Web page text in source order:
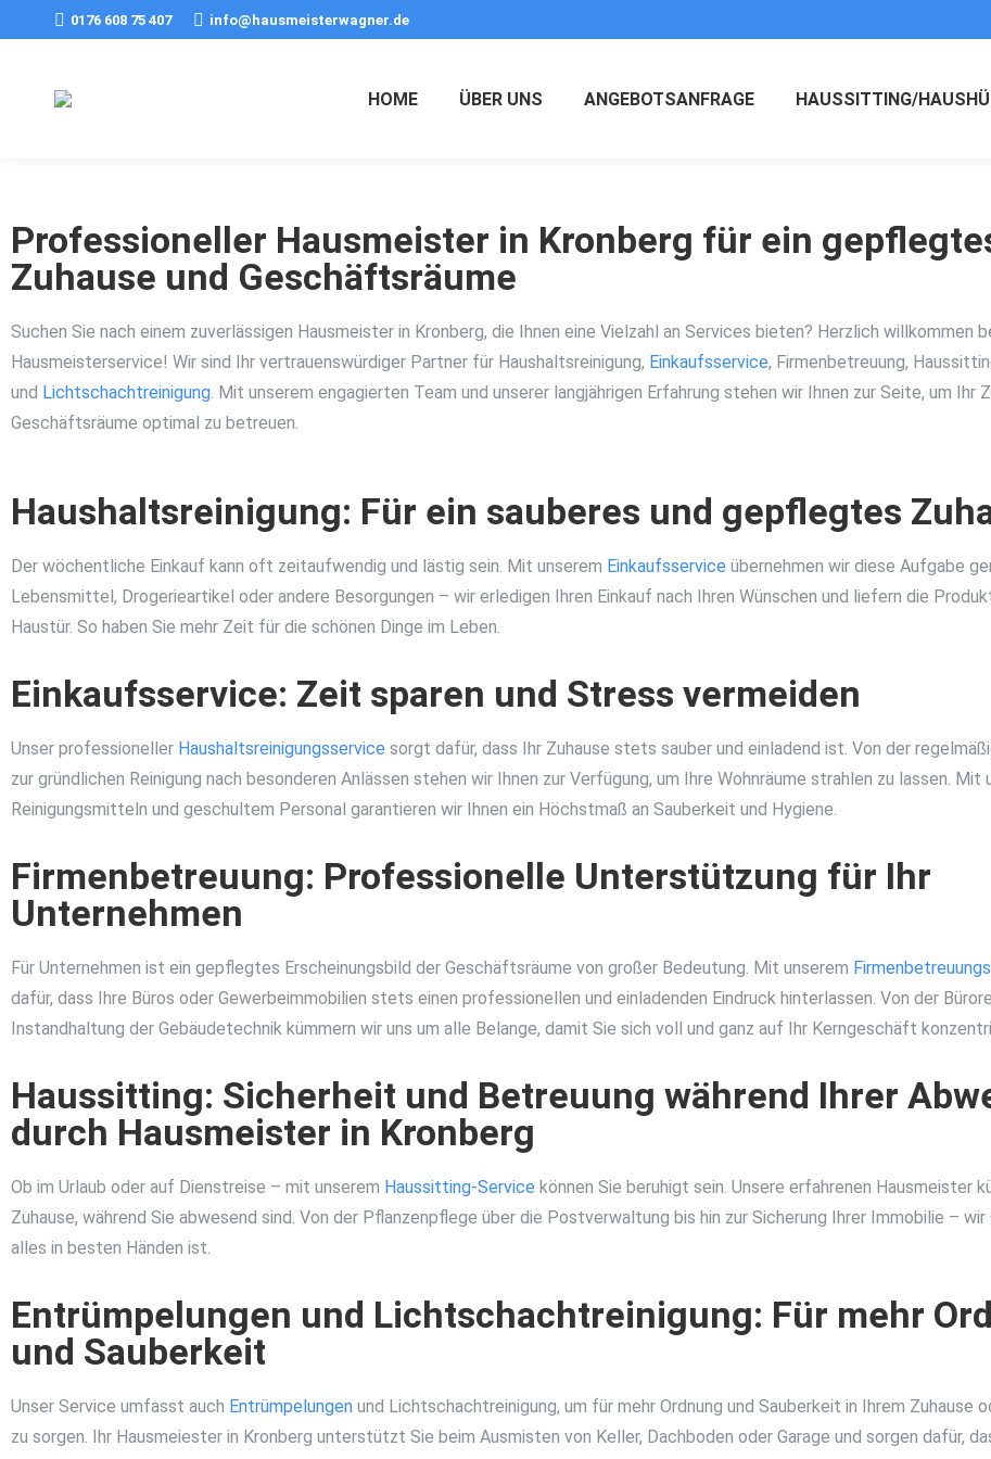
0176 608 75 407 info@hausmeisterwagner.de
HOME ÜBER UNS ANGEBOTSANFRAGE HAUSSITTING/
Professioneller Hausmeister in Kronberg für ein
Zuhause und Geschäftsräume
Suchen Sie nach einem zuverlässigen Hausmeister in Kronberg, die Ihnen eine Vielzahl an Services bieten? Herzlich willkommen
Hausmeisterservice! Wir sind Ihr vertrauenswürdiger Partner für Haushaltsreinigung, Einkaufsservice, Firmenbetreuung,
und Lichtschachtreinigung. Mit unserem engagierten Team und unserer langjährigen Erfahrung stehen wir Ihnen zur Seite, um Ihr
Geschäftsräume optimal zu betreuen.
Haushaltsreinigung: Für ein sauberes und gepflegtes
Der wöchentliche Einkauf kann oft zeitaufwendig und lästig sein. Mit unserem Einkaufsservice übernehmen wir diese Aufgabe
Lebensmittel, Drogerieartikel oder andere Besorgungen – wir erledigen Ihren Einkauf nach Ihren Wünschen und liefern die
Haustür. So haben Sie mehr Zeit für die schönen Dinge im Leben.
Einkaufsservice: Zeit sparen und Stress vermeiden
Unser professioneller Haushaltsreinigungsservice sorgt dafür, dass Ihr Zuhause stets sauber und einladend ist. Von der
zur gründlichen Reinigung nach besonderen Anlässen stehen wir Ihnen zur Verfügung, um Ihre Wohnräume strahlen zu lassen.
Reinigungsmitteln und geschultem Personal garantieren wir Ihnen ein Höchstmaß an Sauberkeit und Hygiene.
Firmenbetreuung: Professionelle Unterstützung für Ihr
Unternehmen
Für Unternehmen ist ein gepflegtes Erscheinungsbild der Geschäftsräume von großer Bedeutung. Mit unserem
dafür, dass Ihre Büros oder Gewerbeimmobilien stets einen professionellen und einladenden Eindruck hinterlassen. Von der
Instandhaltung der Gebäudetechnik kümmern wir uns um alle Belange, damit Sie sich voll und ganz auf Ihr Kerngeschäft
Haussitting: Sicherheit und Betreuung während Ihrer
durch Hausmeister in Kronberg
Ob im Urlaub oder auf Dienstreise – mit unserem Haussitting-Service können Sie beruhigt sein. Unsere erfahrenen Hausmeister
Zuhause, während Sie abwesend sind. Von der Pflanzenpflege über die Postverwaltung bis hin zur Sicherung Ihrer Immobilie – wir
alles in besten Händen ist.
Entrümpelungen und Lichtschachtreinigung: Für mehr
und Sauberkeit
Unser Service umfasst auch Entrümpelungen und Lichtschachtreinigung, um für mehr Ordnung und Sauberkeit in Ihrem Zuhause
zu sorgen. Ihr Hausmeiester in Kronberg unterstützt Sie beim Ausmisten von Keller, Dachboden oder Garage und sorgen dafür,